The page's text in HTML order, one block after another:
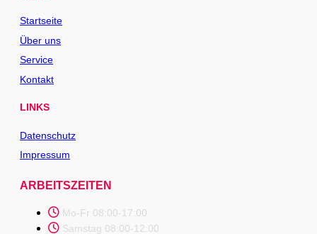
Startseite
Über uns
Service
Kontakt
LINKS
Datenschutz
Impressum
ARBEITSZEITEN
Mo-Fr 08:00-17:00
Samstag 08:00-12:00